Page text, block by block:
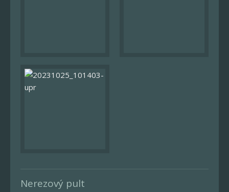
Nerezový pult